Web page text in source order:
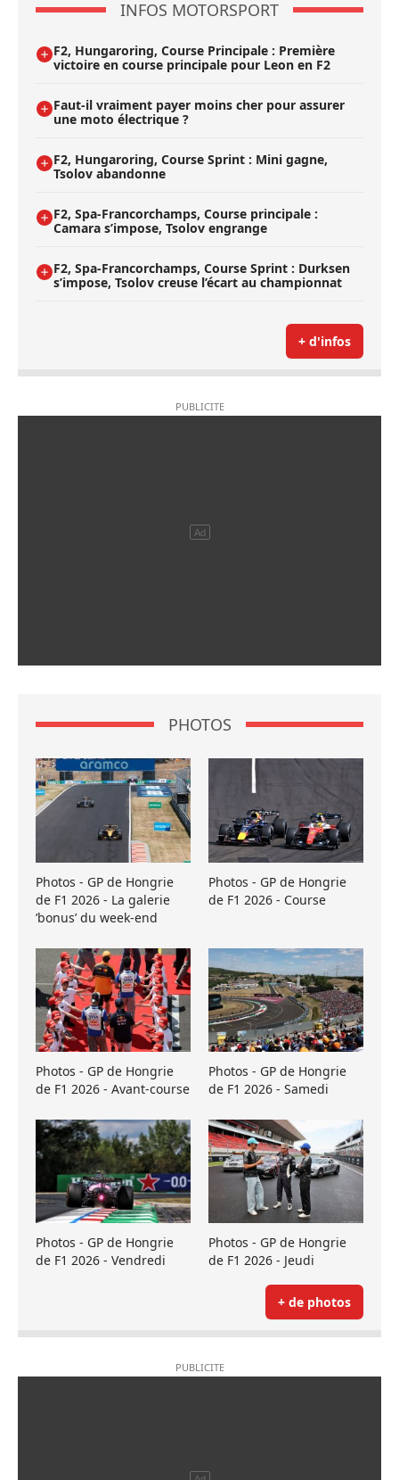
INFOS MOTORSPORT
F2, Hungaroring, Course Principale : Première
victoire en course principale pour Leon en F2
Faut-il vraiment payer moins cher pour assurer
une moto électrique ?
F2, Hungaroring, Course Sprint : Mini gagne,
Tsolov abandonne
F2, Spa-Francorchamps, Course principale :
Camara s’impose, Tsolov engrange
F2, Spa-Francorchamps, Course Sprint : Durksen
s’impose, Tsolov creuse l’écart au championnat
+ d'infos
PHOTOS
Photos - GP de Hongrie
de F1 2026 - La galerie
’bonus’ du week-end
Photos - GP de Hongrie
de F1 2026 - Course
Photos - GP de Hongrie
de F1 2026 - Avant-course
Photos - GP de Hongrie
de F1 2026 - Samedi
Photos - GP de Hongrie
de F1 2026 - Vendredi
Photos - GP de Hongrie
de F1 2026 - Jeudi
+ de photos